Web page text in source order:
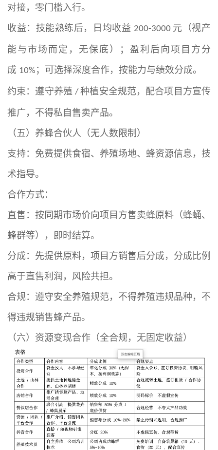
对接，零门槛入行。
收益：技能熟练后，日均收益 200-3000 元（视产
能与市场而定，无保底）；盈利后向项目方分
成 10% ；可选择深度合作，按能力与绩效分成。
约束：遵守养殖 /种植安全规范，配合项目方宣传
推广，不得私自售卖产品。
（五）养蜂合伙人（无人数限制）
支持：免费提供食宿、养殖场地、蜂资源信息，技
术指导。
合作方式：
直售：按同期市场价向项目方售卖蜂原料（蜂蛹、
蜂群等），即时结算。
分成：先提供原料，项目方销售后分成，分成比例
高于直售利润，风险共担。
合规：遵守安全养殖规范，不得养殖违规品种，不
得违规销售蜂产品。
（六）资源变现合作（全合规，无固定收益）